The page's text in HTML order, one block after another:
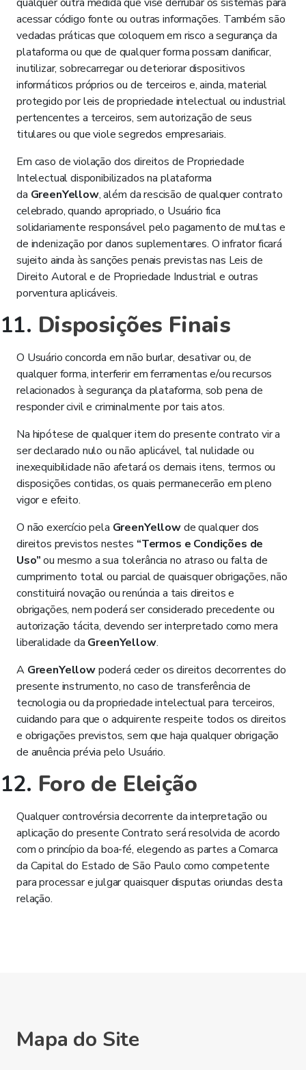
acessar código fonte ou outras informações. Também são
vedadas práticas que coloquem em risco a segurança da
plataforma ou que de qualquer forma possam danificar,
inutilizar, sobrecarregar ou deteriorar dispositivos
informáticos próprios ou de terceiros e, ainda, material
protegido por leis de propriedade intelectual ou industrial
pertencentes a terceiros, sem autorização de seus
titulares ou que viole segredos empresariais.
Em caso de violação dos direitos de Propriedade
Intelectual disponibilizados na plataforma
da GreenYellow, além da rescisão de qualquer contrato
celebrado, quando apropriado, o Usuário fica
solidariamente responsável pelo pagamento de multas e
de indenização por danos suplementares. O infrator ficará
sujeito ainda às sanções penais previstas nas Leis de
Direito Autoral e de Propriedade Industrial e outras
porventura aplicáveis.
Disposições Finais
O Usuário concorda em não burlar, desativar ou, de
qualquer forma, interferir em ferramentas e/ou recursos
relacionados à segurança da plataforma, sob pena de
responder civil e criminalmente por tais atos.
Na hipótese de qualquer item do presente contrato vir a
ser declarado nulo ou não aplicável, tal nulidade ou
inexequibilidade não afetará os demais itens, termos ou
disposições contidas, os quais permanecerão em pleno
vigor e efeito.
O não exercício pela GreenYellowde qualquer dos
direitos previstos nestes “Termos e Condições de
Uso”ou mesmo a sua tolerância no atraso ou falta de
cumprimento total ou parcial de quaisquer obrigações, não
constituirá novação ou renúncia a tais direitos e
obrigações, nem poderá ser considerado precedente ou
autorização tácita, devendo ser interpretado como mera
liberalidade da GreenYellow.
A GreenYellowpoderá ceder os direitos decorrentes do
presente instrumento, no caso de transferência de
tecnologia ou da propriedade intelectual para terceiros,
cuidando para que o adquirente respeite todos os direitos
e obrigações previstos, sem que haja qualquer obrigação
de anuência prévia pelo Usuário.
Foro de Eleição
Qualquer controvérsia decorrente da interpretação ou
aplicação do presente Contrato será resolvida de acordo
com o princípio da boa-fé, elegendo as partes a Comarca
da Capital do Estado de São Paulo como competente
para processar e julgar quaisquer disputas oriundas desta
relação.
Mapa do Site